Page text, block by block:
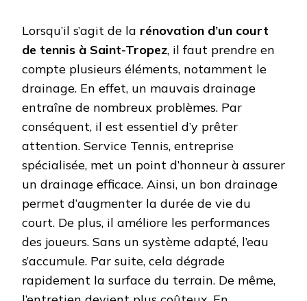
Lorsqu’il s’agit de la rénovation d’un court
de tennis à Saint-Tropez, il faut prendre en
compte plusieurs éléments, notamment le
drainage. En effet, un mauvais drainage
entraîne de nombreux problèmes. Par
conséquent, il est essentiel d’y prêter
attention. Service Tennis, entreprise
spécialisée, met un point d’honneur à assurer
un drainage efficace. Ainsi, un bon drainage
permet d’augmenter la durée de vie du
court. De plus, il améliore les performances
des joueurs. Sans un système adapté, l’eau
s’accumule. Par suite, cela dégrade
rapidement la surface du terrain. De même,